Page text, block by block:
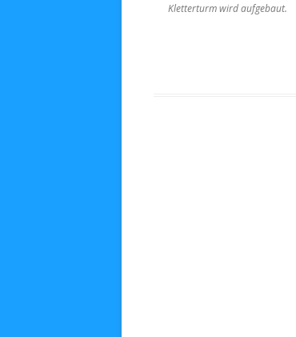
Kletterturm wird aufgebaut.